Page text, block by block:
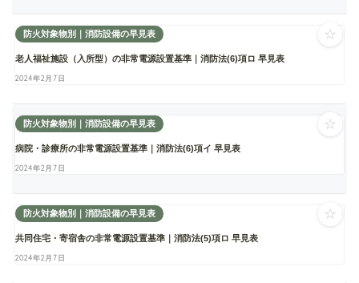
防火対象物別｜消防設備の早見表
老人福祉施設（入所型）の非常電源設置基準｜消防法(6)項ロ 早見表
2024年2月7日
☆
防火対象物別｜消防設備の早見表
病院・診療所の非常電源設置基準｜消防法(6)項イ 早見表
2024年2月7日
☆
防火対象物別｜消防設備の早見表
共同住宅・寄宿舎の非常電源設置基準｜消防法(5)項ロ 早見表
2024年2月7日
☆